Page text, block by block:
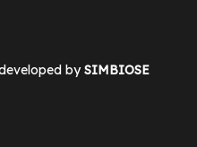
bySIMBIOSE